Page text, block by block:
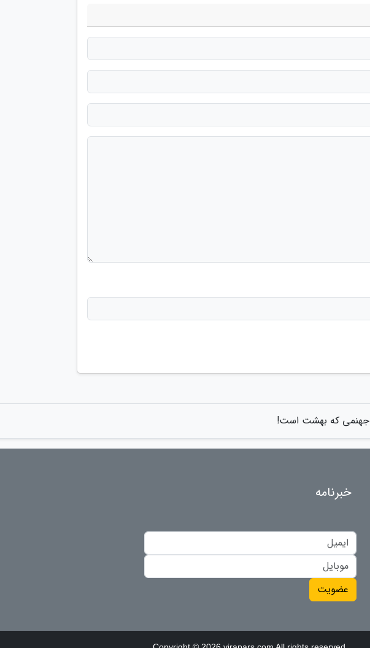
جهنمی که بهشت است!
خبرنامه
عضویت